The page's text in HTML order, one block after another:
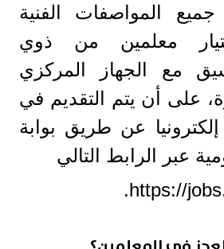
المواصفات الفنية
معلمين من ذوي
مع الجهاز المركزي
على أن يتم التقديم في
عن طريق بوابة
عبر الرابط التالي
https://